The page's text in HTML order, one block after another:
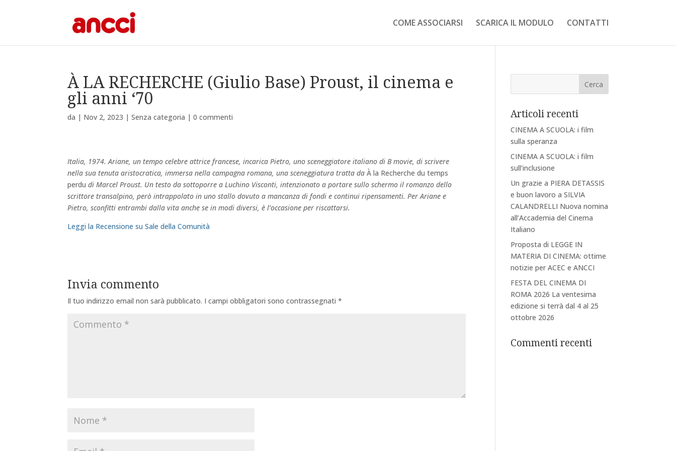
COME ASSOCIARSI SCARICA IL MODULO CONTATTI
À LA RECHERCHE (Giulio Base) Proust, il cinema e
gli anni ‘70
da | Nov 2, 2023 |Senza categoria |0 commenti
Italia, 1974. Ariane, un tempo celebre attrice francese, incarica Pietro, uno sceneggiatore italiano di B movie, di scrivere
nella sua tenuta aristocratica, immersa nella campagna romana, una sceneggiatura tratta daÀ la Recherche du temps
perdu di Marcel Proust. Un testo dasottoporre a Luchino Visconti, intenzionato a portare sullo schermo il romanzo dello
scrittore transalpino, però intrappolato in uno stallo dovuto a mancanza di fondi e continui ripensamenti. Per Ariane e
Pietro, sconfitti entrambi dalla vita anche se in modi diversi, è l’occasione per riscattarsi.
Leggi la Recensione su Sale della Comunità
Invia commento
Il tuo indirizzo email non sarà pubblicato. I campi obbligatori sono contrassegnati*
Articoli recenti
CINEMA A SCUOLA: i film
sulla speranza
CINEMA A SCUOLA: i film
sull’inclusione
Un grazie a PIERA DETASSIS
e buon lavoro a SILVIA
CALANDRELLI Nuova nomina
all’Accademia del Cinema
Italiano
Proposta di LEGGE IN
MATERIA DI CINEMA: ottime
notizie per ACEC e ANCCI
FESTA DEL CINEMA DI
ROMA 2026 La ventesima
edizione si terrà dal 4 al 25
ottobre 2026
Commenti recenti